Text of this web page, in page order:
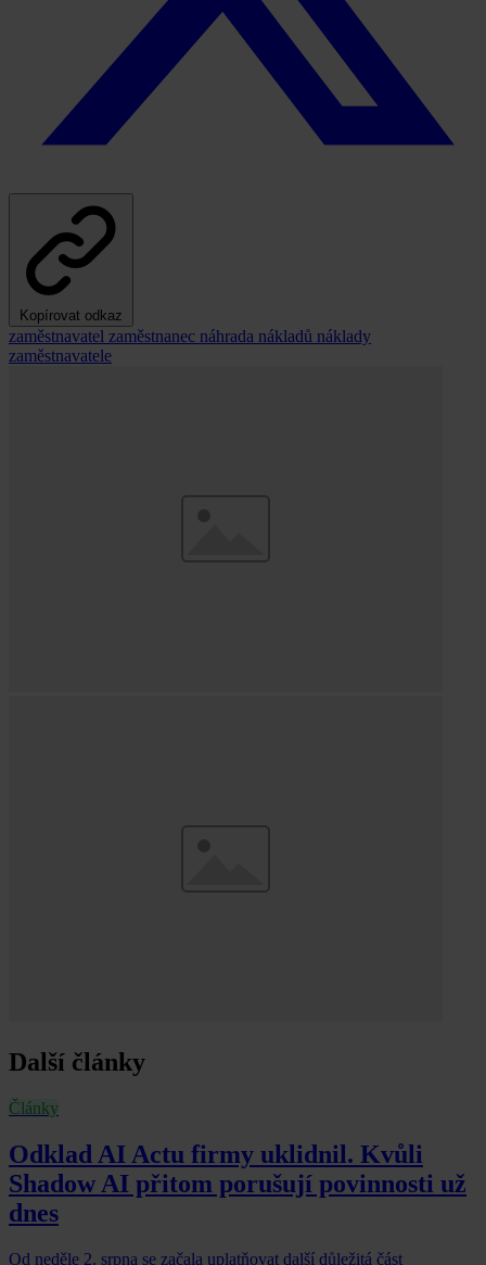
Kopírovat odkaz
zaměstnavatel zaměstnanec náhrada nákladů náklady
zaměstnavatele
Další články
Články
Odklad AI Actu firmy uklidnil. Kvůli
Shadow AI přitom porušují povinnosti už
dnes
Od neděle 2. srpna se začala uplatňovat další důležitá část